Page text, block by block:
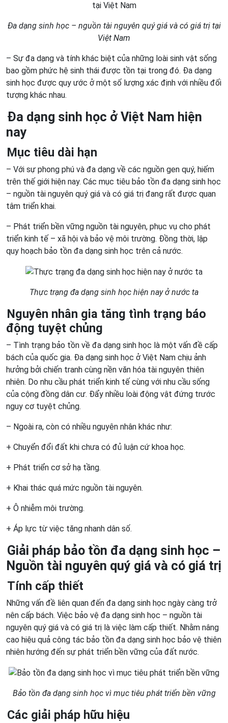
Đa dạng sinh học – nguồn tài nguyên quý giá và có giá trị tại
Việt Nam
– Sự đa dạng và tính khác biệt của những loài sinh vật sống
bao gồm phức hệ sinh thái được tồn tại trong đó. Đa dạng
sinh học được quy ước ở một số lượng xác định với nhiều đối
tượng khác nhau.
Đa dạng sinh học ở Việt Nam hiện
nay
Mục tiêu dài hạn
– Với sự phong phú và đa dạng về các nguồn gen quý, hiếm
trên thế giới hiện nay. Các mục tiêu bảo tồn đa dạng sinh học
– nguồn tài nguyên quý giá và có giá trị đang rất được quan
tâm triển khai.
– Phát triển bền vững nguồn tài nguyên, phục vụ cho phát
triển kinh tế – xã hội và bảo vệ môi trường. Đồng thời, lập
quy hoạch bảo tồn đa dạng sinh học trên cả nước.
Thực trạng đa dạng sinh học hiện nay ở nước ta
Nguyên nhân gia tăng tình trạng báo
động tuyệt chủng
– Tình trạng bảo tồn về đa dạng sinh học là một vấn đề cấp
bách của quốc gia. Đa dạng sinh học ở Việt Nam chịu ảnh
hưởng bởi chiến tranh cùng nền văn hóa tài nguyên thiên
nhiên. Do nhu cầu phát triển kinh tế cùng với nhu cầu sống
của cộng đồng dân cư. Đẩy nhiều loài động vật đứng trước
nguy cơ tuyệt chủng.
– Ngoài ra, còn có nhiều nguyên nhân khác như:
+ Chuyển đổi đất khi chưa có đủ luận cứ khoa học.
+ Phát triển cơ sở hạ tầng.
+ Khai thác quá mức nguồn tài nguyên.
+ Ô nhiễm môi trường.
+ Áp lực từ việc tăng nhanh dân số.
Giải pháp bảo tồn đa dạng sinh học –
Nguồn tài nguyên quý giá và có giá trị
Tính cấp thiết
Những vấn đề liên quan đến đa dạng sinh học ngày càng trở
nên cấp bách. Việc bảo vệ đa dạng sinh học – nguồn tài
nguyên quý giá và có giá trị là việc làm cấp thiết. Nhằm nâng
cao hiệu quả công tác bảo tồn đa dạng sinh học bảo vệ thiên
nhiên hướng đến sự phát triển bền vững của đất nước.
Bảo tồn đa dạng sinh học vì mục tiêu phát triển bền vững
Các giải pháp hữu hiệu